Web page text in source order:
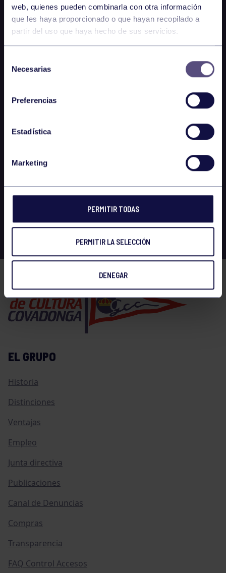
web, quienes pueden combinarla con otra información
que les haya proporcionado o que hayan recopilado a
partir del uso que haya hecho de sus servicios.
Necesarias
Preferencias
Estadística
Marketing
PERMITIR TODAS
PERMITIR LA SELECCIÓN
DENEGAR
EL GRUPO
Historia
Distinciones
Ventajas
Empleo
Junta directiva
Publicaciones
Canal de Denuncias
Compras
Transparencia
FAQ Control Accesos